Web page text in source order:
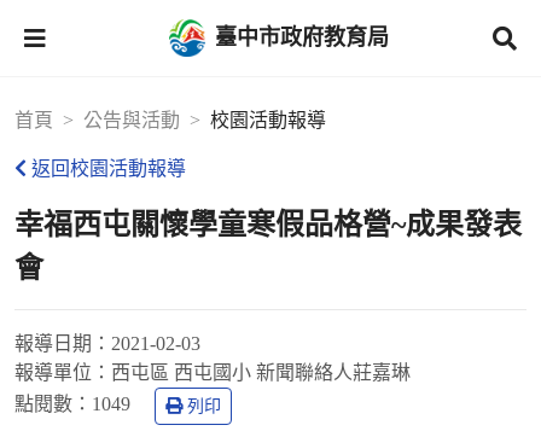
臺中市政府教育局
首頁 公告與活動 校園活動報導
返回校園活動報導
幸福西屯關懷學童寒假品格營~成果發表
會
報導日期： 2021-02-03
報導單位： 西屯區 西屯國小 新聞聯絡人莊嘉琳
點閱數： 1049 列印